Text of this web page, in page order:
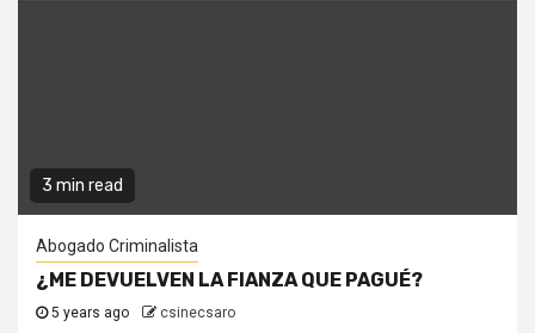
3 min read
Abogado Criminalista
¿ME DEVUELVEN LA FIANZA QUE PAGUÉ?
5 years ago csinecsaro